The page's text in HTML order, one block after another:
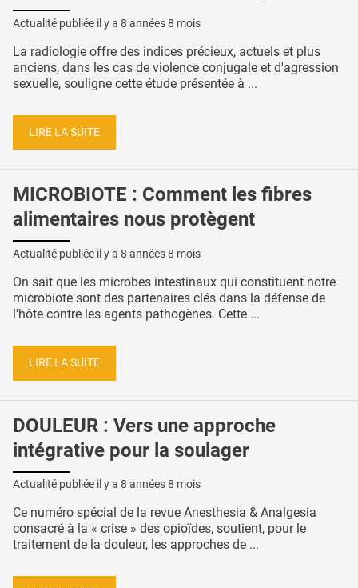
Actualité publiée il y a 8 années 8 mois
La radiologie offre des indices précieux, actuels et plus
anciens, dans les cas de violence conjugale et d'agression
sexuelle, souligne cette étude présentée à ...
LIRE LA SUITE
MICROBIOTE : Comment les fibres
alimentaires nous protègent
Actualité publiée il y a 8 années 8 mois
On sait que les microbes intestinaux qui constituent notre
microbiote sont des partenaires clés dans la défense de
l'hôte contre les agents pathogènes. Cette ...
LIRE LA SUITE
DOULEUR : Vers une approche
intégrative pour la soulager
Actualité publiée il y a 8 années 8 mois
Ce numéro spécial de la revue Anesthesia & Analgesia
consacré à la « crise » des opioïdes, soutient, pour le
traitement de la douleur, les approches de ...